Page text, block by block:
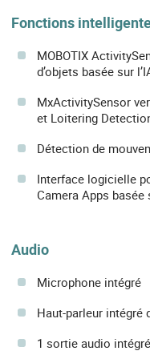
Fonctions
MOBOTIX
d’objets basée sur
MxActivitySensor
et Loitering
Détection de
Interface logicielle
Camera Apps basée
Audio
Microphone intégré
Haut-parleur intégré
1 sortie audio